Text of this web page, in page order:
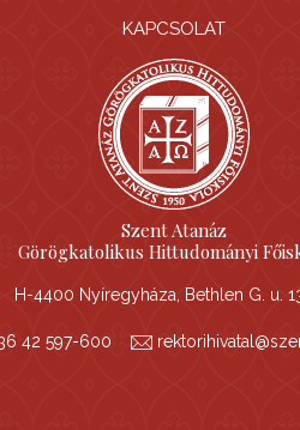
KAPCSOLAT
Szent Atanáz
Görögkatolikus Hittudományi
H-4400 Nyíregyháza, Bethlen G. u.
42 597-600